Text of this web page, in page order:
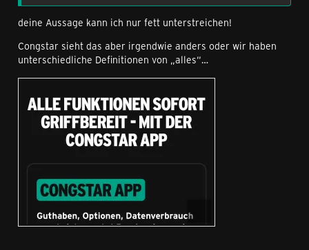
deine Aussage kann ich nur fett unterstreichen!
Congstar sieht das aber irgendwie anders oder wir haben
unterschiedliche Definitionen von „alles“…